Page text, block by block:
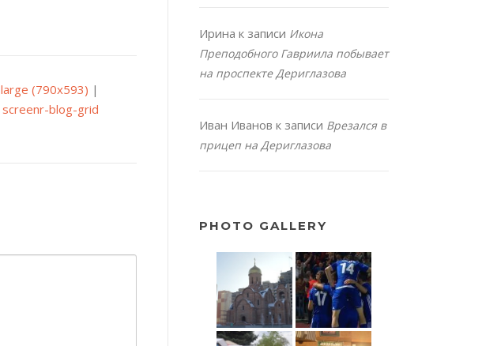
large (790x593) |
screenr-blog-grid
Ирина к записи Икона
Преподобного Гавриила побывает
на проспекте Дериглазова
Иван Иванов к записи Врезался в
прицеп на Дериглазова
PHOTO GALLERY